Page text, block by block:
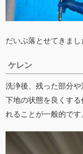
だいぶ落とせてきまし
ケレン
洗浄後、残った部分や
下地の状態を良くす
れることが一般的です